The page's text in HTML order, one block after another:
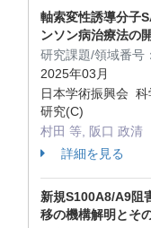
軸索変性誘導分子
ンソン病治療法の
研究課題/領域番号：
2025年03月
日本学術振興会
研究(C)
村田 等, 阪口 政清
詳細を見る
新規S100A8/A9阻
移の機構解明とそ